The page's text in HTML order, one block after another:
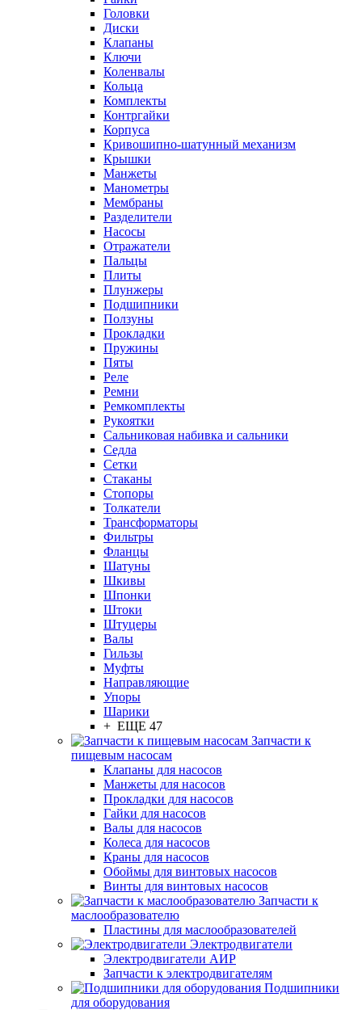
Головки
Диски
Клапаны
Ключи
Коленвалы
Кольца
Комплекты
Контргайки
Корпуса
Кривошипно-шатунный механизм
Крышки
Манжеты
Манометры
Мембраны
Разделители
Насосы
Отражатели
Пальцы
Плиты
Плунжеры
Подшипники
Ползуны
Прокладки
Пружины
Пяты
Реле
Ремни
Ремкомплекты
Рукоятки
Сальниковая набивка и сальники
Седла
Сетки
Стаканы
Стопоры
Толкатели
Трансформаторы
Фильтры
Фланцы
Шатуны
Шкивы
Шпонки
Штоки
Штуцеры
Валы
Гильзы
Муфты
Направляющие
Упоры
Шарики
+ ЕЩЕ 47
Запчасти к
пищевым насосам
Клапаны для насосов
Манжеты для насосов
Прокладки для насосов
Гайки для насосов
Валы для насосов
Колеса для насосов
Краны для насосов
Обоймы для винтовых насосов
Винты для винтовых насосов
Запчасти к
маслообразователю
Пластины для маслообразователей
Электродвигатели
Электродвигатели АИР
Запчасти к электродвигателям
Подшипники
для оборудования